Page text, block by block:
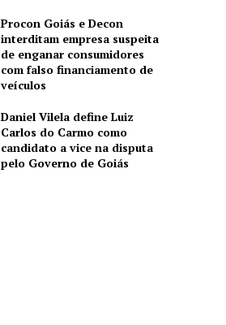
Procon Goiás e Decon
interditam empresa suspeita
de enganar consumidores
com falso financiamento de
veículos
Daniel Vilela define Luiz
Carlos do Carmo como
candidato a vice na disputa
pelo Governo de Goiás